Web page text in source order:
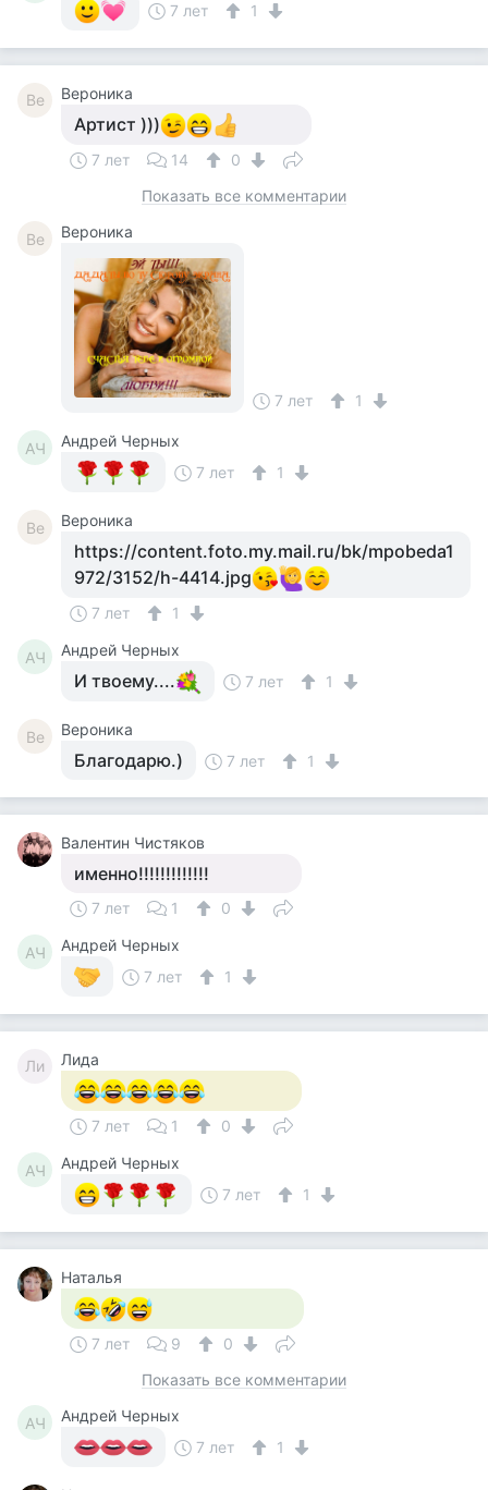
7 лет
1
Ве Вероника
Артист )))
7 лет 14
0
Показать все комментарии
Ве Вероника
7 лет 1
АЧ
Андрей Черных
7 лет
1
Ве Вероника
https://content.foto.my.mail.ru/bk/mpobeda1
972/3152/h-4414.jpg
7 лет 1
АЧ Андрей Черных
И твоему.... 7 лет 1
Ве Вероника
Благодарю.) 7 лет 1
Валентин Чистяков
именно!!!!!!!!!!!!!
7 лет 1 0
АЧ
Андрей Черных
7 лет
1
Ли Лида
7 лет 1 0
АЧ
Андрей Черных
7 лет
1
Наталья
7 лет 9
0
Показать все комментарии
АЧ
Андрей Черных
7 лет
1